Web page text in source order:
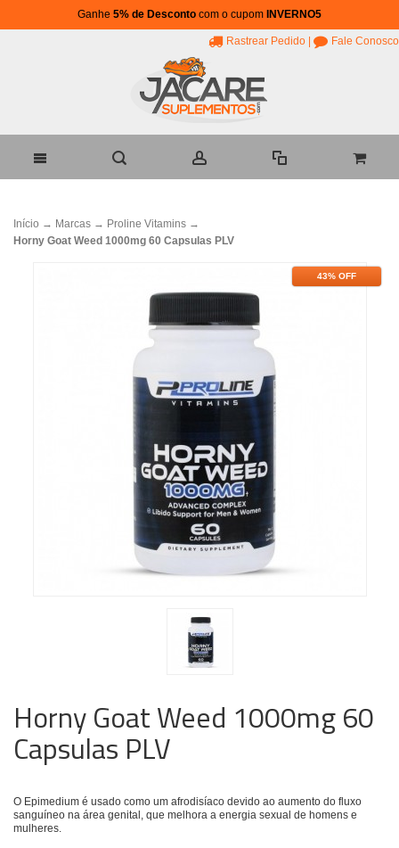
Ganhe 5% de Desconto com o cupom INVERNO5
Rastrear Pedido Fale Conosco
Início → Marcas → Proline Vitamins →
Horny Goat Weed 1000mg 60 Capsulas PLV
43% OFF
Horny Goat Weed 1000mg 60
Capsulas PLV
O Epimedium é usado como um afrodisíaco devido ao aumento do fluxo
sanguíneo na área genital, que melhora a energia sexual de homens e
mulheres.